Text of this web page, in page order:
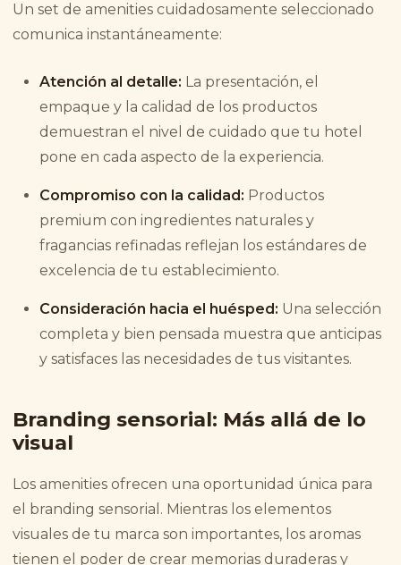
Un set de amenities cuidadosamente seleccionado
comunica instantáneamente:
Atención al detalle: La presentación, el
empaque y la calidad de los productos
demuestran el nivel de cuidado que tu hotel
pone en cada aspecto de la experiencia.
Compromiso con la calidad: Productos
premium con ingredientes naturales y
fragancias refinadas reflejan los estándares de
excelencia de tu establecimiento.
Consideración hacia el huésped: Una selección
completa y bien pensada muestra que anticipas
y satisfaces las necesidades de tus visitantes.
Branding sensorial: Más allá de lo
visual
Los amenities ofrecen una oportunidad única para
el branding sensorial. Mientras los elementos
visuales de tu marca son importantes, los aromas
tienen el poder de crear memorias duraderas y